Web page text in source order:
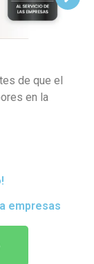
de salud
de sus
empresas